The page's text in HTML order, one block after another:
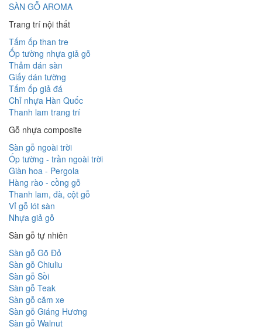
SÀN GỖ AROMA
Trang trí nội thất
Tấm ốp than tre
Ốp tường nhựa giả gỗ
Thảm dán sàn
Giấy dán tường
Tấm ốp giả đá
Chỉ nhựa Hàn Quốc
Thanh lam trang trí
Gỗ nhựa composite
Sàn gỗ ngoài trời
Ốp tường - trần ngoài trời
Giàn hoa - Pergola
Hàng rào - cồng gỗ
Thanh lam, đà, cột gỗ
Vỉ gỗ lót sàn
Nhựa giả gỗ
Sàn gỗ tự nhiên
Sàn gỗ Gõ Đỏ
Sàn gỗ Chiuliu
Sàn gỗ Sồi
Sàn gỗ Teak
Sàn gỗ căm xe
Sàn gỗ Giáng Hương
Sàn gỗ Walnut